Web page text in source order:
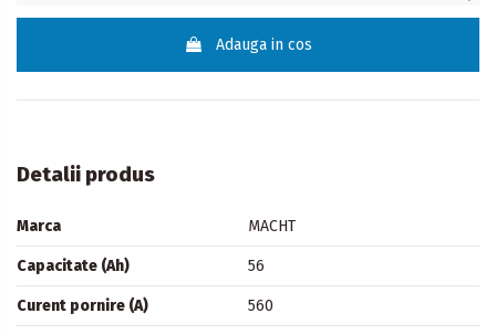
Adauga in cos
Detalii produs
Marca MACHT
Capacitate (Ah) 56
Curent pornire (A) 560